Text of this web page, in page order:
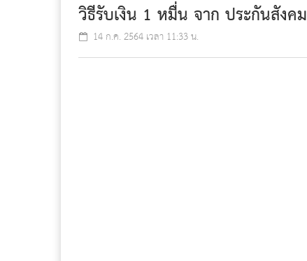
วิธีรับเงิน 1 หมื่น จาก ประกันสังคม
14 ก.ค. 2564 เวลา 11:33 น.